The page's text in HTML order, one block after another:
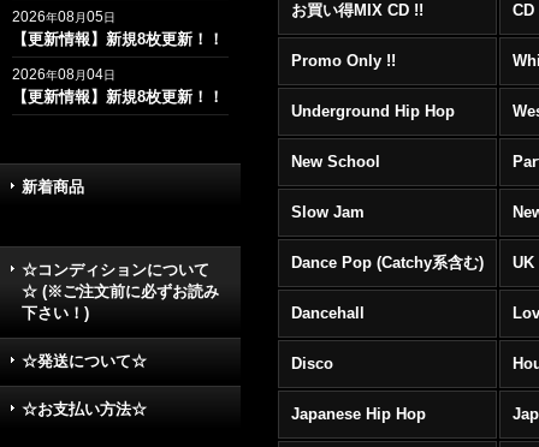
2026年08月05日
【更新情報】新規8枚更新！！
2026年08月04日
【更新情報】新規8枚更新！！
新着商品
☆コンディションについて
☆ (※ご注文前に必ずお読み
下さい！)
☆発送について☆
☆お支払い方法☆
お買い得MIX CD !!
Promo Only !!
Underground Hip Hop
New School
Slow Jam
Dance Pop (Catchy系含む) UK
Dancehall
Disco
Japanese Hip Hop